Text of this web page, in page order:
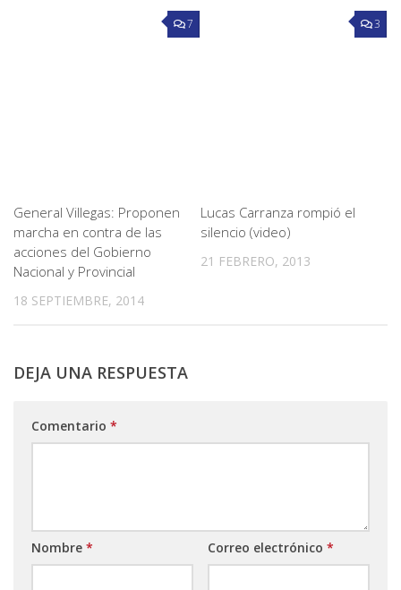
7
General Villegas: Proponen
marcha en contra de las
acciones del Gobierno
Nacional y Provincial
18 SEPTIEMBRE, 2014
3
Lucas Carranza rompió el
silencio (video)
21 FEBRERO, 2013
DEJA UNA RESPUESTA
Comentario *
Nombre * Correo electrónico *